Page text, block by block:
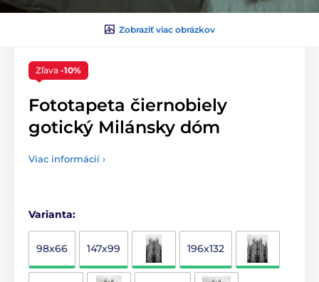
Zobraziť viac obrázkov
Zľava -10%
Fototapeta čiernobiely
gotický Milánsky dóm
Viac informácií ›
Varianta:
98x66 147x99 196x132